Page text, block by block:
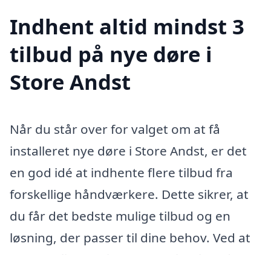
Indhent altid mindst 3
tilbud på nye døre i
Store Andst
Når du står over for valget om at få
installeret nye døre i Store Andst, er det
en god idé at indhente flere tilbud fra
forskellige håndværkere. Dette sikrer, at
du får det bedste mulige tilbud og en
løsning, der passer til dine behov. Ved at